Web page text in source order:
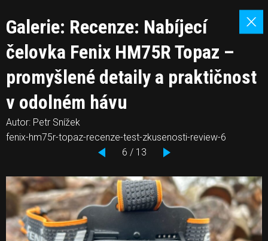
Galerie: Recenze: Nabíjecí
čelovka Fenix HM75R Topaz –
promyšlené detaily a praktičnost
v odolném hávu
Autor: Petr Snížek
fenix-hm75r-topaz-recenze-test-zkusenosti-review-6
6 / 13